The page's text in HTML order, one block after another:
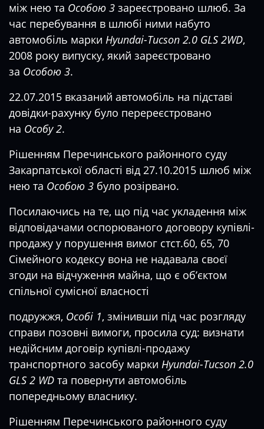
між нею та Особою 3 зареєстровано шлюб. За
час перебування в шлюбі ними набуто
автомобіль марки Hyundai-Tucson 2.0 GLS 2WD,
2008 року випуску, який зареєстровано
за Особою 3.
22.07.2015 вказаний автомобіль на підставі
довідки-рахунку було перереєстровано
на Особу 2.
Рішенням Перечинського районного суду
Закарпатської області від 27.10.2015 шлюб між
нею та Особою 3 було розірвано.
Посилаючись на те, що під час укладення між
відповідачами оспорюваного договору купівлі-
продажу у порушення вимог стст.60, 65, 70
Сімейного кодексу вона не надавала своєї
згоди на відчуження майна, що є об’єктом
спільної сумісної власності
подружжя, Особі 1, змінивши під час розгляду
справи позовні вимоги, просила суд: визнати
недійсним договір купівлі-продажу
транспортного засобу марки Hyundai-Tucson 2.0
GLS 2 WD та повернути автомобіль
попередньому власнику.
Рішенням Перечинського районного суду